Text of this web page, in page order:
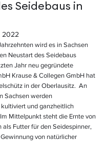
Seidebaus in
2022
wird es in Sachsen
Neustart des Seidebaus
Jahr neu gegründete
Krause & Collegen GmbH hat
in der Oberlausitz.  An
Sachsen werden
und ganzheitlich
Mittelpunkt steht die Ernte von
als Futter für den Seidespinner,
von natürlicher